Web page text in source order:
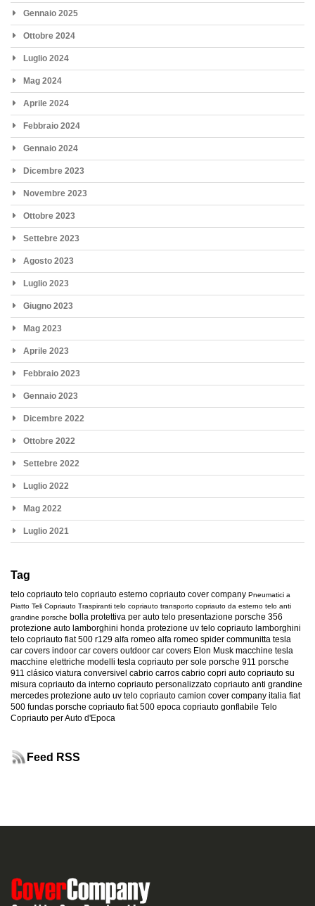
Gennaio 2025
Ottobre 2024
Luglio 2024
Mag 2024
Aprile 2024
Febbraio 2024
Gennaio 2024
Dicembre 2023
Novembre 2023
Ottobre 2023
Settebre 2023
Agosto 2023
Luglio 2023
Giugno 2023
Mag 2023
Aprile 2023
Febbraio 2023
Gennaio 2023
Dicembre 2022
Ottobre 2022
Settebre 2022
Luglio 2022
Mag 2022
Luglio 2021
Tag
telo copriauto telo copriauto esterno copriauto cover company Pneumatici a
Piatto Teli Copriauto Traspiranti telo copriauto transporto copriauto da esterno telo anti
grandine porsche bolla protettiva per auto telo presentazione porsche 356
protezione auto lamborghini honda protezione uv telo copriauto lamborghini
telo copriauto fiat 500 r129 alfa romeo alfa romeo spider communitta tesla
car covers indoor car covers outdoor car covers Elon Musk macchine tesla
macchine elettriche modelli tesla copriauto per sole porsche 911 porsche
911 clásico viatura conversivel cabrio carros cabrio copri auto copriauto su
misura copriauto da interno copriauto personalizzato copriauto anti grandine
mercedes protezione auto uv telo copriauto camion cover company italia fiat
500 fundas porsche copriauto fiat 500 epoca copriauto gonflabile Telo
Copriauto per Auto d'Epoca
Feed RSS